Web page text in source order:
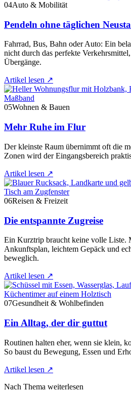
04Auto & Mobilität
Pendeln ohne täglichen
Fahrrad, Bus, Bahn oder Auto: Ein
nicht durch das perfekte
Übergänge.
Artikel lesen ↗
05Wohnen & Bauen
Mehr Ruhe im Flur
Der kleinste Raum übernimmt oft die
Zonen wird der Eingangsbereich
Artikel lesen ↗
06Reisen & Freizeit
Die entspannte Zugreise
Ein Kurztrip braucht keine volle Liste.
Ankunftsplan, leichtem Gepäck und
beweglich.
Artikel lesen ↗
07Gesundheit & Wohlbefinden
Ein Alltag, der dir guttut
Routinen halten eher, wenn sie klein,
So baust du Bewegung, Essen und
Artikel lesen ↗
Nach Thema weiterlesen